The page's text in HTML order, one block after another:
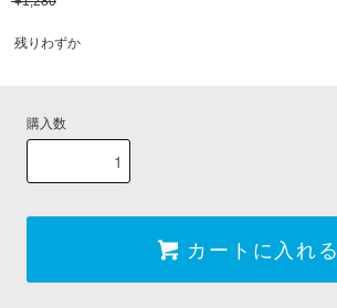
残りわずか
購入数
カートに入れる